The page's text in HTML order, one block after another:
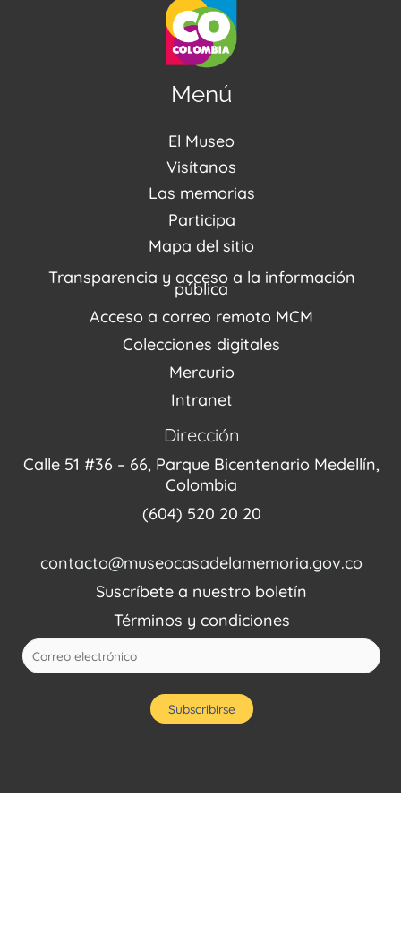
Menú
El Museo
Acerca de nosotros
Noticias
Visítanos
Visítanos
Reserva tus espacios
Agenda / Programación
Recorridos Virtuales
Las memorias
Centro de Recursos
Repositorio (MUSEO / CASA / MEMORIA)
Narrativas del conflicto
Proyectos
Enlaces de memorias
Fondo Editorial
Participa
Estímulos
Mapa del sitio
Transparencia y acceso a la información
pública
Acceso a correo remoto MCM
Colecciones digitales
Mercurio
Intranet
Dirección
Calle 51 #36 – 66, Parque Bicentenario Medellín,
Colombia
(604) 520 20 20
contacto@museocasadelamemoria.gov.co
Suscríbete a nuestro boletín
Términos y condiciones